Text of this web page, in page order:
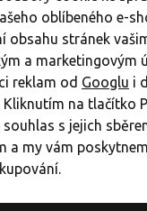
Dámské
svetry Dámské
Oblečení a boty na
a svetry
a cestování
oblíbeného e-
obsahu stránek
a marketingovým
reklam od Googlu i
Kliknutím na tlačítko
s jejich
a my vám